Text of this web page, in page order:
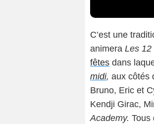
C’est une
animera Les 12
fêtes dans
midi, aux côtés
Bruno, Eric et
Kendji Girac,
Academy. Tous